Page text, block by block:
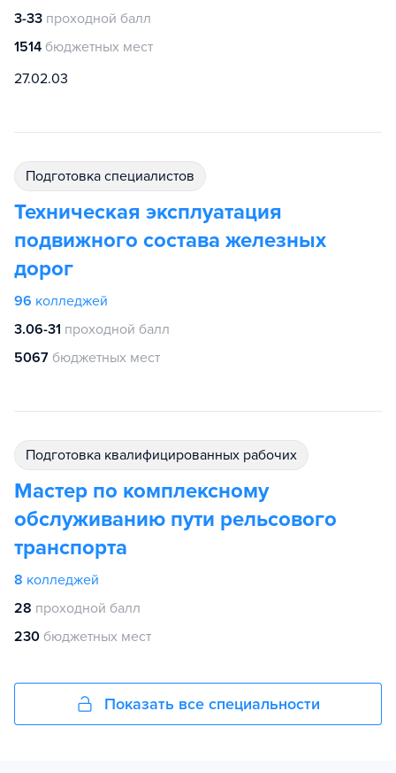
3-33 проходной балл
1514 бюджетных мест
27.02.03
подготовка специалистов
Техническая эксплуатация
подвижного состава железных
дорог
96 колледжей
3.06-31 проходной балл
5067 бюджетных мест
подготовка квалифицированных рабочих
Мастер по комплексному
обслуживанию пути рельсового
транспорта
8 колледжей
28 проходной балл
230 бюджетных мест
Показать все специальности